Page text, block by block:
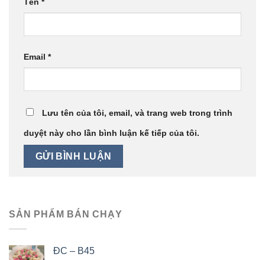
Tên *
Email *
Lưu tên của tôi, email, và trang web trong trình
duyệt này cho lần bình luận kế tiếp của tôi.
SẢN PHẨM BÁN CHẠY
ĐC – B45